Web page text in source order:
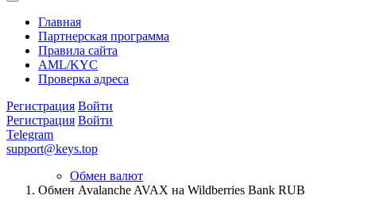
Главная
Партнерская программа
Правила сайта
AML/KYC
Проверка адреса
Регистрация Войти
Регистрация Войти
Telegram
support@keys.top
Обмен валют
Обмен Avalanche AVAX на Wildberries Bank RUB